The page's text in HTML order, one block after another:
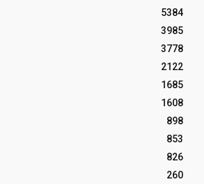
5384
3985
3778
2122
1685
1608
898
853
826
260